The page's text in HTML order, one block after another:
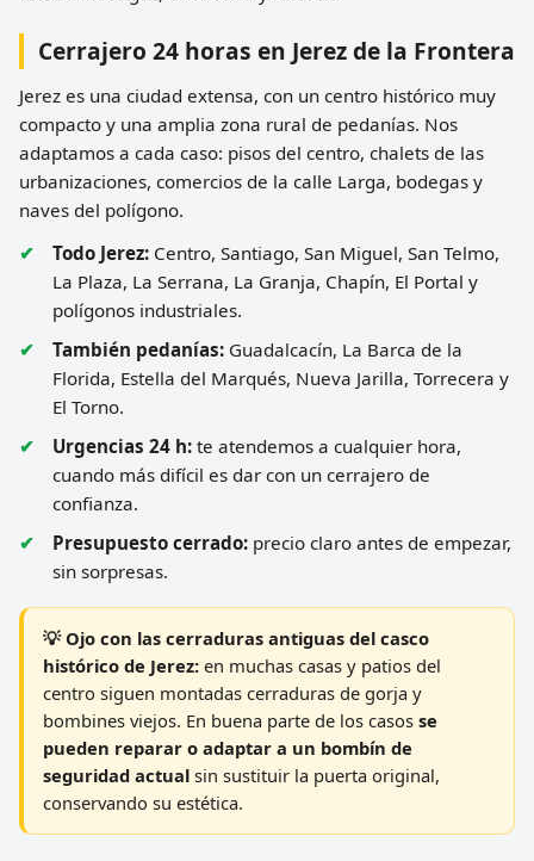
Cerrajero 24 horas en Jerez de la Frontera
Jerez es una ciudad extensa, con un centro histórico muy
compacto y una amplia zona rural de pedanías. Nos
adaptamos a cada caso: pisos del centro, chalets de las
urbanizaciones, comercios de la calle Larga, bodegas y
naves del polígono.
Todo Jerez: Centro, Santiago, San Miguel, San Telmo,
La Plaza, La Serrana, La Granja, Chapín, El Portal y
polígonos industriales.
También pedanías: Guadalcacín, La Barca de la
Florida, Estella del Marqués, Nueva Jarilla, Torrecera y
El Torno.
Urgencias 24 h: te atendemos a cualquier hora,
cuando más difícil es dar con un cerrajero de
confianza.
Presupuesto cerrado: precio claro antes de empezar,
sin sorpresas.
💡 Ojo con las cerraduras antiguas del casco
histórico de Jerez: en muchas casas y patios del
centro siguen montadas cerraduras de gorja y
bombines viejos. En buena parte de los casos se
pueden reparar o adaptar a un bombín de
seguridad actual sin sustituir la puerta original,
conservando su estética.